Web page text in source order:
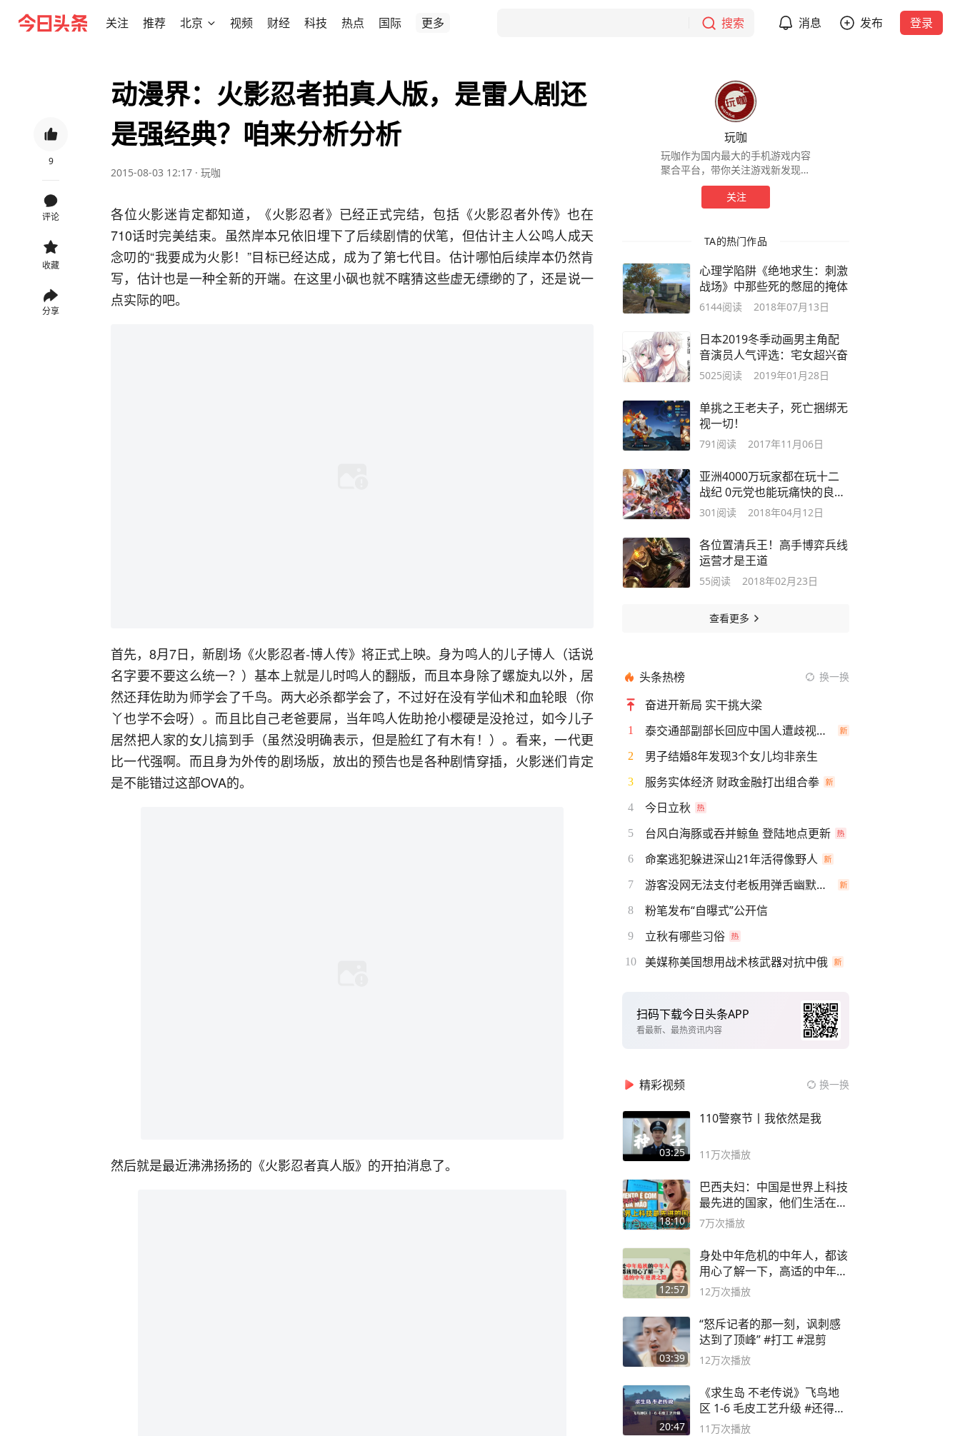
关注 推荐 北京 视频 财经 科技 热点 国际 更多 搜索 消息 发布 登录
9
评论
收藏
分享
动漫界：火影忍者拍真人版，是雷人剧还
是强经典？咱来分析分析
2015-08-03 12:17 · 玩咖
各位火影迷肯定都知道，《火影忍者》已经正式完结，包括《火影忍者外传》也在
710话时完美结束。虽然岸本兄依旧埋下了后续剧情的伏笔，但估计主人公鸣人成天
念叨的“我要成为火影！”目标已经达成，成为了第七代目。估计哪怕后续岸本仍然肯
写，估计也是一种全新的开端。在这里小砜也就不瞎猜这些虚无缥缈的了，还是说一
点实际的吧。
首先，8月7日，新剧场《火影忍者-博人传》将正式上映。身为鸣人的儿子博人（话说
名字要不要这么统一？）基本上就是儿时鸣人的翻版，而且本身除了螺旋丸以外，居
然还拜佐助为师学会了千鸟。两大必杀都学会了，不过好在没有学仙术和血轮眼（你
丫也学不会呀）。而且比自己老爸要屌，当年鸣人佐助抢小樱硬是没抢过，如今儿子
居然把人家的女儿搞到手（虽然没明确表示，但是脸红了有木有！）。看来，一代更
比一代强啊。而且身为外传的剧场版，放出的预告也是各种剧情穿插，火影迷们肯定
是不能错过这部OVA的。
然后就是最近沸沸扬扬的《火影忍者真人版》的开拍消息了。
玩咖
玩咖作为国内最大的手机游戏内容
聚合平台，带你关注游戏新发现。
探索未知新领域。简练的文字、丰
富的图片、劲爆的视频，让玩家感
受从未有过的精彩体验！
关注
TA的热门作品
心理学陷阱《绝地求生：刺激
战场》中那些死的憋屈的掩体
6144阅读 2018年07月13日
日本2019冬季动画男主角配
音演员人气评选：宅女超兴奋
5025阅读 2019年01月28日
单挑之王老夫子，死亡捆绑无
视一切！
791 阅读 2017年11月06日
亚洲4000万玩家都在玩十二
战纪 0元党也能玩痛快的良心
游戏
301 阅读 2018年04月12日
各位置清兵王！高手博弈兵线
运营才是王道
55阅读 2018年02月23日
查看更多
头条热榜 换一换
奋进开新局 实干挑大梁
1 泰交通部副部长回应中国人遭歧视手势
2 男子结婚8年发现3个女儿均非亲生
3 服务实体经济 财政金融打出组合拳
4 今日立秋
5 台风白海豚或吞并鲸鱼 登陆地点更新
6 命案逃犯躲进深山21年活得像野人
7 游客没网无法支付老板用弹舌幽默化解
8 粉笔发布“自曝式”公开信
9 立秋有哪些习俗
10 美媒称美国想用战术核武器对抗中俄
扫码下载今日头条APP
看最新、最热资讯内容
精彩视频 换一换
03:25
110警察节丨我依然是我
11万次播放
18:10
巴西夫妇：中国是世界上科技
最先进的国家，他们生活在
2999年
7万次播放
12:57
身处中年危机的中年人，都该
用心了解一下，高适的中年逆
袭之路
12万次播放
03:39
“怒斥记者的那一刻，讽刺感
达到了顶峰” #打工 #混剪
12万次播放
20:47
《求生岛 不老传说》飞鸟地
区 1-6 毛皮工艺升级 #还得是
主机大作
11万次播放